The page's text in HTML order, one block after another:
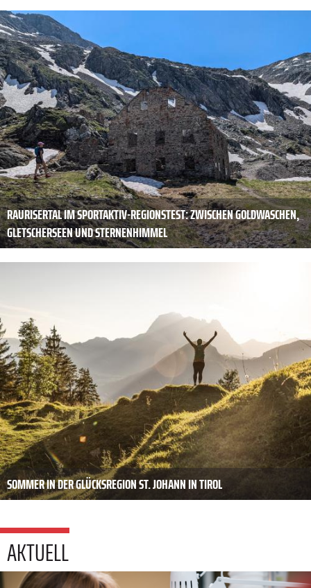
RAURISERTAL IM SPORTAKTIV-REGIONSTEST: ZWISCHEN GOLDWASCHEN,
GLETSCHERSEEN UND STERNENHIMMEL
SOMMER IN DER GLÜCKSREGION ST. JOHANN IN TIROL
AKTUELL